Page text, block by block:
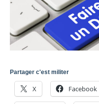
Partager c'est militer
X Facebook